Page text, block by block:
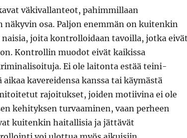
väkivallanteot, pahimmillaan
osa. Paljon enemmän on kuitenkin
naisia, joita kontrolloidaan tavoilla, jotka
Kontrollin muodot eivät kaikissa
Ei ole laitonta estää teini-
kavereidensa kanssa tai käymästä
rajoitukset, joiden motiivina ei ole
kehityksen turvaaminen, vaan perheen
kuitenkin haitallisia ja jättävät